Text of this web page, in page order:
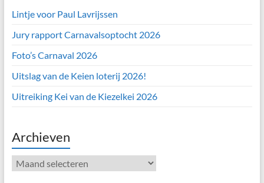
Lintje voor Paul Lavrijssen
Jury rapport Carnavalsoptocht 2026
Foto’s Carnaval 2026
Uitslag van de Keien loterij 2026!
Uitreiking Kei van de Kiezelkei 2026
Archieven
Archieven